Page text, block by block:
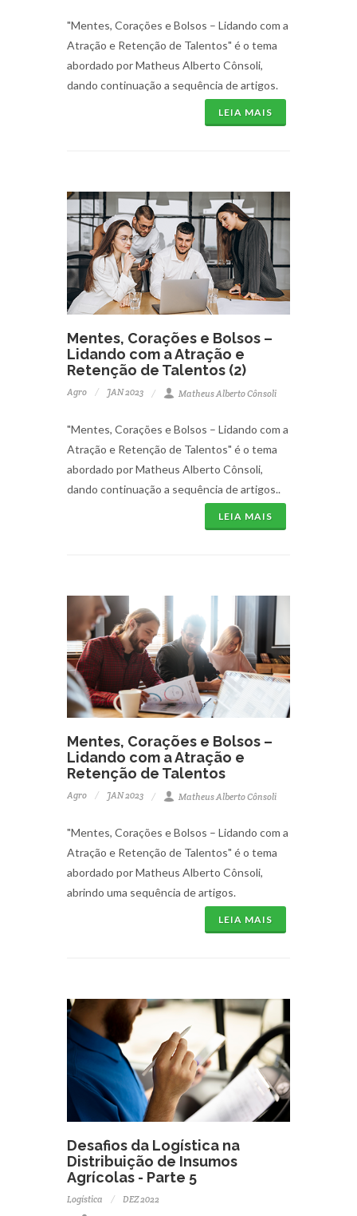
"Mentes, Corações e Bolsos – Lidando com a
Atração e Retenção de Talentos" é o tema
abordado por Matheus Alberto Cônsoli,
dando continuação a sequência de artigos.
LEIA MAIS
Mentes, Corações e Bolsos –
Lidando com a Atração e
Retenção de Talentos (2)
Agro JAN 2023 Matheus Alberto Cônsoli
"Mentes, Corações e Bolsos – Lidando com a
Atração e Retenção de Talentos" é o tema
abordado por Matheus Alberto Cônsoli,
dando continuação a sequência de artigos..
LEIA MAIS
Mentes, Corações e Bolsos –
Lidando com a Atração e
Retenção de Talentos
Agro JAN 2023 Matheus Alberto Cônsoli
"Mentes, Corações e Bolsos – Lidando com a
Atração e Retenção de Talentos" é o tema
abordado por Matheus Alberto Cônsoli,
abrindo uma sequência de artigos.
LEIA MAIS
Desafios da Logística na
Distribuição de Insumos
Agrícolas - Parte 5
Logística
DEZ 2022